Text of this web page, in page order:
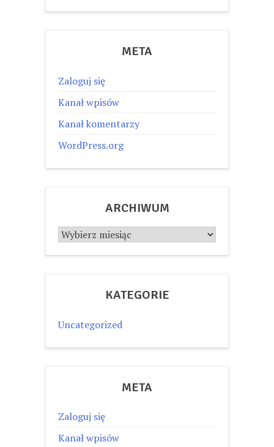
META
Zaloguj się
Kanał wpisów
Kanał komentarzy
WordPress.org
ARCHIWUM
Archiwum
KATEGORIE
Uncategorized
META
Zaloguj się
Kanał wpisów